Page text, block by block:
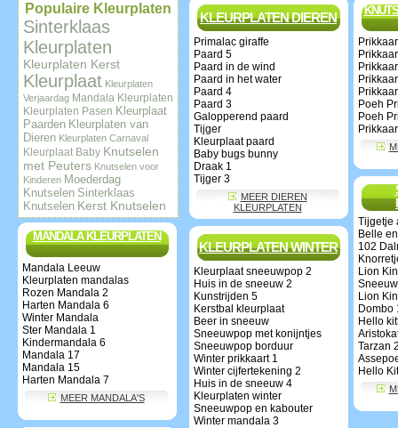
Populaire Kleurplaten
Sinterklaas
Kleurplaten
Kleurplaten Kerst
Kleurplaat Kleurplaten
Verjaardag Mandala Kleurplaten
Kleurplaten Pasen Kleurplaat
Paarden Kleurplaten van
Dieren Kleurplaten Carnaval
Kleurplaat Baby Knutselen
met Peuters Knutselen voor
Kinderen Moederdag
Knutselen Sinterklaas
Knutselen Kerst Knutselen
MANDALA KLEURPLATEN
Mandala Leeuw
Kleurplaten mandalas
Rozen Mandala 2
Harten Mandala 6
Winter Mandala
Ster Mandala 1
Kindermandala 6
Mandala 17
Mandala 15
Harten Mandala 7
MEER MANDALA'S
KLEURPLATEN DIEREN
Primalac giraffe
Paard 5
Paard in de wind
Paard in het water
Paard 4
Paard 3
Galopperend paard
Tijger
Kleurplaat paard
Baby bugs bunny
Draak 1
Tijger 3
MEER DIEREN
KLEURPLATEN
KLEURPLATEN WINTER
Kleurplaat sneeuwpop 2
Huis in de sneeuw 2
Kunstrijden 5
Kerstbal kleurplaat
Beer in sneeuw
Sneeuwpop met konijntjes
Sneeuwpop borduur
Winter prikkaart 1
Winter cijfertekening 2
Huis in de sneeuw 4
Kleurplaten winter
Sneeuwpop en kabouter
Winter mandala 3
Poeh
Poeh
Tijgetje
Belle
102
Lion
Lion
Dombo
Hello
Tarzan
Hello